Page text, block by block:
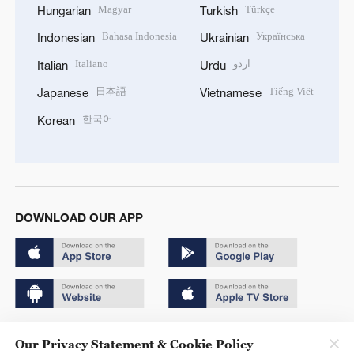
Hungarian Magyar
Indonesian Bahasa Indonesia
Italian Italiano
Japanese 日本語
Korean 한국어
Turkish Türkçe
Ukrainian Українська
Urdu اردو
Vietnamese Tiếng Việt
DOWNLOAD OUR APP
Our Privacy Statement & Cookie Policy